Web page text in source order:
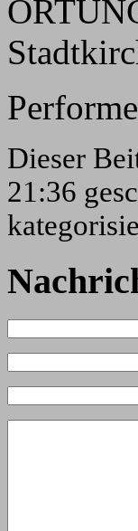
Dieser
21:36